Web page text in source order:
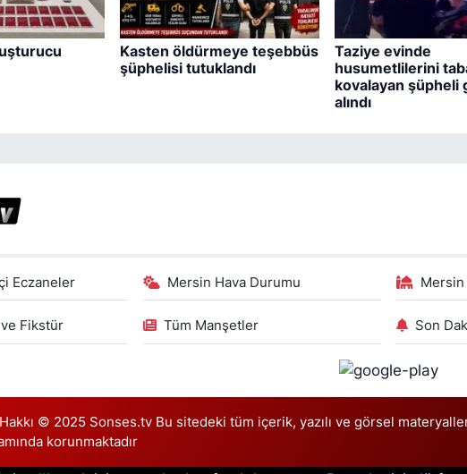
Kasten öldürmeye teşebbüs
şüphelisi tutuklandı
Taziye evinde
husumetlilerini
kovalayan şüpheli
alındı
Eczaneler Mersin Hava Durumu Mersin
Fikstür Tüm Manşetler Son
© 2025 Sonses.tv Bu sitedeki tüm içerik, yazılı ve görsel
korunmaktadır